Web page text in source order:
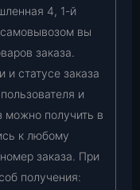
4, 1-й
вы
заказа.
статусе заказа
пользователя и
можно получить в
к любому
заказа. При
получения: